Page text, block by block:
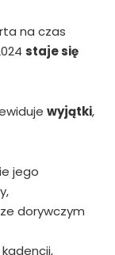
na czas
staje się
wyjątki,
jego
dorywczym